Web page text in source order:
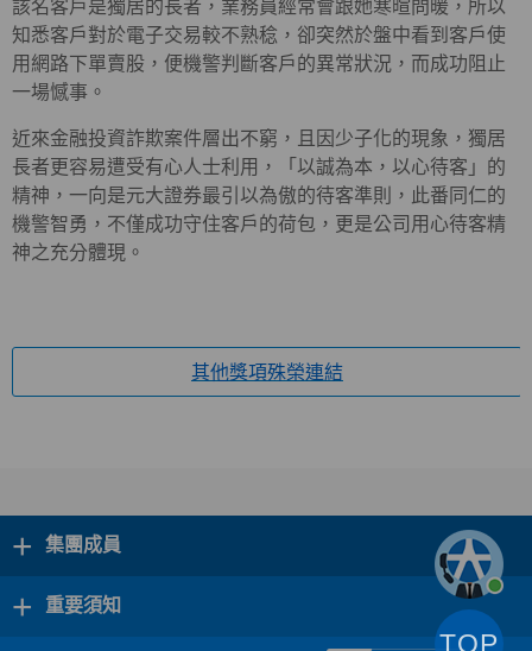
該名客戶是獨居的長者，業務員經常會跟她寒暄問暖，所以
知悉客戶對於電子交易較不熟稔，卻突然於盤中看到客戶使
用網路下單賣股，便機警判斷客戶的異常狀況，而成功阻止
一場憾事。
近來金融投資詐欺案件層出不窮，且因少子化的現象，獨居
長者更容易遭受有心人士利用，「以誠為本，以心待客」的
精神，一向是元大證券最引以為傲的待客準則，此番同仁的
機警智勇，不僅成功守住客戶的荷包，更是公司用心待客精
神之充分體現。
其他獎項殊榮連結
+ 集團成員
+ 重要須知
TOP